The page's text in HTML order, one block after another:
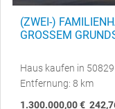
(ZWEI-)
GROSSEM
Haus kaufen in
Entfernung: 8 km
1.300.000,00 €